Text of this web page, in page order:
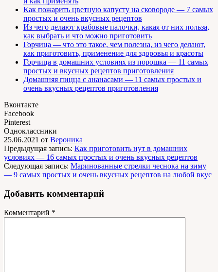
Как пожарить цветную капусту на сковороде — 7 самых
простых и очень вкусных рецептов
Из чего делают крабовые палочки, какая от них польза,
как выбрать и что можно приготовить
Горчица — что это такое, чем полезна, из чего делают,
как приготовить, применение для здоровья и красоты
Горчица в домашних условиях из порошка — 11 самых
простых и вкусных рецептов приготовления
Домашняя пицца с ананасами — 11 самых простых и
очень вкусных рецептов приготовления
Вконтакте
Facebook
Pinterest
Одноклассники
25.06.2021 от Вероника
Предыдущая запись: Как приготовить нут в домашних
условиях — 16 самых простых и очень вкусных рецептов
Следующая запись: Маринованные стрелки чеснока на зиму
— 9 самых простых и очень вкусных рецептов на любой вкус
Добавить комментарий
Комментарий *